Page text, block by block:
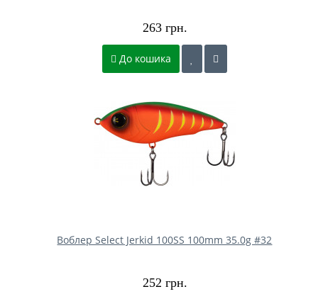
263 грн.
До кошика
Воблер Select Jerkid 100SS 100mm 35.0g #32
252 грн.